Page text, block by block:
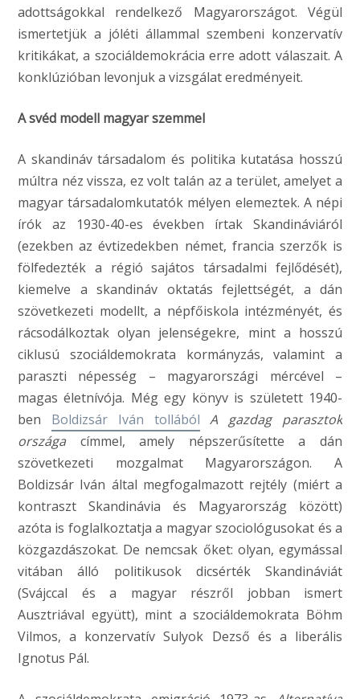
adottságokkal rendelkező Magyarországot. Végül
ismertetjük a jóléti állammal szembeni konzervatív
kritikákat, a szociáldemokrácia erre adott válaszait. A
konklúzióban levonjuk a vizsgálat eredményeit.
A svéd modell magyar szemmel
A skandináv társadalom és politika kutatása hosszú
múltra néz vissza, ez volt talán az a terület, amelyet a
magyar társadalomkutatók mélyen elemeztek. A népi
írók az 1930-40-es években írtak Skandináviáról
(ezekben az évtizedekben német, francia szerzők is
fölfedezték a régió sajátos társadalmi fejlődését),
kiemelve a skandináv oktatás fejlettségét, a dán
szövetkezeti modellt, a népfőiskola intézményét, és
rácsodálkoztak olyan jelenségekre, mint a hosszú
ciklusú szociáldemokrata kormányzás, valamint a
paraszti népesség – magyarországi mércével –
magas életnívója. Még egy könyv is született 1940-
ben Boldizsár Iván tollából
A gazdag parasztok
országa címmel, amely népszerűsítette a dán
szövetkezeti mozgalmat Magyarországon. A
Boldizsár Iván által megfogalmazott rejtély (miért a
kontraszt Skandinávia és Magyarország között)
azóta is foglalkoztatja a magyar szociológusokat és a
közgazdászokat. De nemcsak őket: olyan, egymással
vitában álló politikusok dicsérték Skandináviát
(Svájccal és a magyar részről jobban ismert
Ausztriával együtt), mint a szociáldemokrata Böhm
Vilmos, a konzervatív Sulyok Dezső és a liberális
Ignotus Pál.